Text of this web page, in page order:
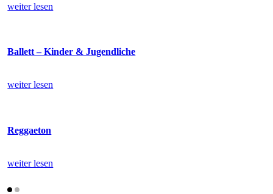
weiter lesen
Ballett – Kinder & Jugendliche
weiter lesen
Reggaeton
weiter lesen